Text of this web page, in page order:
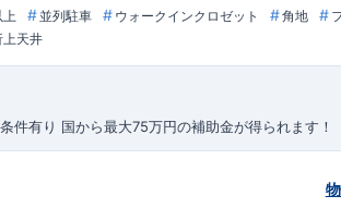
上 並列駐車 ウォークインクロゼット 角地
上天井
件有り 国から最大75万円の補助金が得られます！
さず